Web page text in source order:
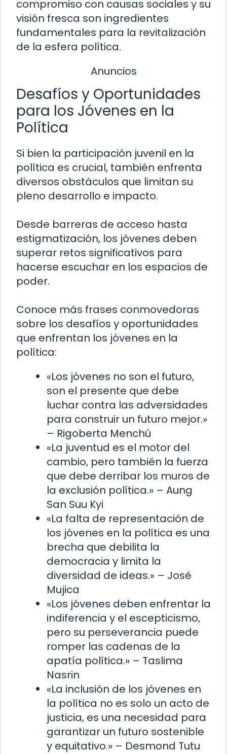
compromiso con causas sociales y su
visión fresca son ingredientes
fundamentales para la revitalización
de la esfera política.
Anuncios
Desafíos y Oportunidades
para los Jóvenes en la
Política
Si bien la participación juvenil en la
política es crucial, también enfrenta
diversos obstáculos que limitan su
pleno desarrollo e impacto.
Desde barreras de acceso hasta
estigmatización, los jóvenes deben
superar retos significativos para
hacerse escuchar en los espacios de
poder.
Conoce más frases conmovedoras
sobre los desafíos y oportunidades
que enfrentan los jóvenes en la
política:
«Los jóvenes no son el futuro,
son el presente que debe
luchar contra las adversidades
para construir un futuro mejor.»
– Rigoberta Menchú
«La juventud es el motor del
cambio, pero también la fuerza
que debe derribar los muros de
la exclusión política.» – Aung
San Suu Kyi
«La falta de representación de
los jóvenes en la política es una
brecha que debilita la
democracia y limita la
diversidad de ideas.» – José
Mujica
«Los jóvenes deben enfrentar la
indiferencia y el escepticismo,
pero su perseverancia puede
romper las cadenas de la
apatía política.» – Taslima
Nasrin
«La inclusión de los jóvenes en
la política no es solo un acto de
justicia, es una necesidad para
garantizar un futuro sostenible
y equitativo.» – Desmond Tutu